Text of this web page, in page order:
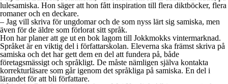
lulesamiska. Hon säger att hon fått inspiration till flera diktböcker, flera
romaner och en deckare.
– Jag vill skriva för ungdomar och de som nyss lärt sig samiska, men
även för de äldre som förlorat sitt språk.
Hon har planer att ge ut en bok lagom till Jokkmokks vintermarknad.
Språket är en viktig del i författarskolan. Eleverna ska främst skriva på
samiska och det har gett dem en del att fundera på, både
företagsmässigt och språkligt. De måste nämligen själva kontakta
korrekturläsare som går igenom det språkliga på samiska. En del i
lärandet för att bli författare.